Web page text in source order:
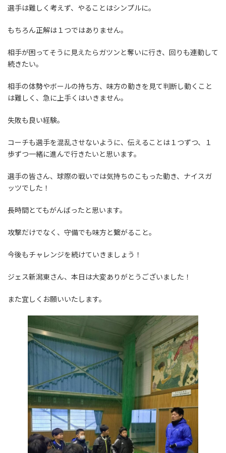
選手は難しく考えず、やることはシンプルに。
もちろん正解は１つではありません。
相手が困ってそうに見えたらガツンと奪いに行き、回りも連動して
続きたい。
相手の体勢やボールの持ち方、味方の動きを見て判断し動くこと
は難しく、急に上手くはいきません。
失敗も良い経験。
コーチも選手を混乱させないように、伝えることは１つずつ、１
歩ずつ一緒に進んで行きたいと思います。
選手の皆さん、球際の戦いでは気持ちのこもった動き、ナイスガ
ッツでした！
長時間とてもがんばったと思います。
攻撃だけでなく、守備でも味方と繋がること。
今後もチャレンジを続けていきましょう！
ジェス新潟東さん、本日は大変ありがとうございました！
また宜しくお願いいたします。